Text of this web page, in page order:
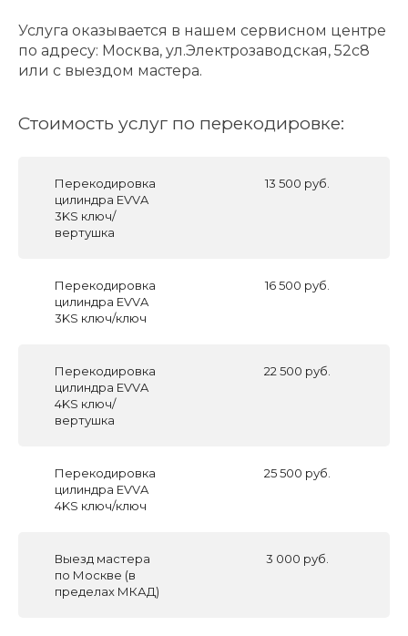
Услуга оказывается в нашем сервисном центре
по адресу: Москва, ул.Электрозаводская, 52с8
или с выездом мастера.
Стоимость услуг по перекодировке:
Перекодировка
цилиндра EVVA
3KS ключ/
вертушка
13 500 руб.
Перекодировка
цилиндра EVVA
3KS ключ/ключ
16 500 руб.
Перекодировка
цилиндра EVVA
4KS ключ/
вертушка
22 500 руб.
Перекодировка
цилиндра EVVA
4KS ключ/ключ
25 500 руб.
Выезд мастера
по Москве (в
пределах МКАД)
3 000 руб.